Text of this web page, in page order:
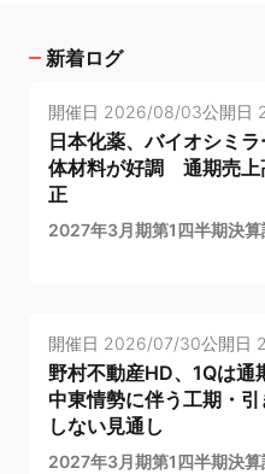
新着ログ
開催日 2026/08/03公開日
日本化薬、バイオシミ
体材料が好調 通期売上
正
2027年3月期第1四半期決算
開催日 2026/07/30公開日
野村不動産HD、1Qは
中東情勢に伴う工期・
しない見通し
2027年3月期第1四半期決算